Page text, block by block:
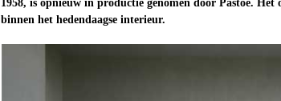
1958, is opnieuw in productie genomen door Pastoe.
binnen het hedendaagse interieur.